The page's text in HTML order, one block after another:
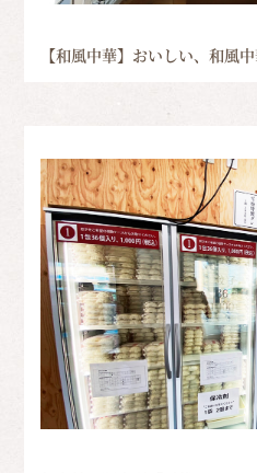
【和風中華】おいしい、和風